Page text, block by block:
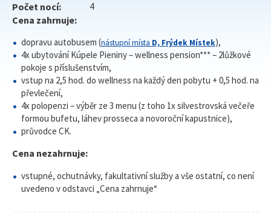
Počet nocí: 4
Cena zahrnuje:
dopravu autobusem (nástupní místa D, Frýdek Místek),
4x ubytování Kúpele Pieniny – wellness pension*** – 2lůžkové
pokoje s příslušenstvím,
vstup na 2,5 hod. do wellness na každý den pobytu + 0,5 hod. na
převlečení,
4x polopenzi – výběr ze 3 menu (z toho 1x silvestrovská večeře
formou bufetu, láhev prosseca a novoroční kapustnice),
průvodce CK.
Cena nezahrnuje:
vstupné, ochutnávky, fakultativní služby a vše ostatní, co není
uvedeno v odstavci „Cena zahrnuje“